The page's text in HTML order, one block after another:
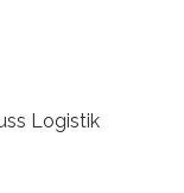
Logistik